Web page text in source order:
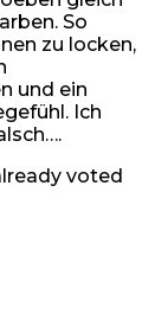
So
zu locken,
und ein
Ich
voted